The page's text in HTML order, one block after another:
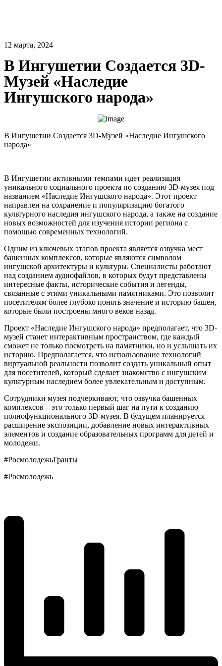
12 марта, 2024
В Ингушетии Создается 3D-
Музей «Наследие
Ингушского народа»
В Ингушетии Создается 3D-Музей «Наследие Ингушского
народа»
В Ингушетии активными темпами идет реализация
уникального социального проекта по созданию 3D-музея под
названием «Наследие Ингушского народа». Этот проект
направлен на сохранение и популяризацию богатого
культурного наследия ингушского народа, а также на создание
новых возможностей для изучения истории региона с
помощью современных технологий.
Одним из ключевых этапов проекта является озвучка мест
башенных комплексов, которые являются символом
ингушской архитектуры и культуры. Специалисты работают
над созданием аудиофайлов, в которых будут представлены
интересные факты, исторические события и легенды,
связанные с этими уникальными памятниками. Это позволит
посетителям более глубоко понять значение и историю башен,
которые были построены много веков назад.
Проект «Наследие Ингушского народа» предполагает, что 3D-
музей станет интерактивным пространством, где каждый
сможет не только посмотреть на памятники, но и услышать их
историю. Предполагается, что использование технологий
виртуальной реальности позволит создать уникальный опыт
для посетителей, который сделает знакомство с ингушским
культурным наследием более увлекательным и доступным.
Сотрудники музея подчеркивают, что озвучка башенных
комплексов – это только первый шаг на пути к созданию
полнофункционального 3D-музея. В будущем планируется
расширение экспозиции, добавление новых интерактивных
элементов и создание образовательных программ для детей и
молодежи.
#РосмолодежьГранты
#Росмолодежь